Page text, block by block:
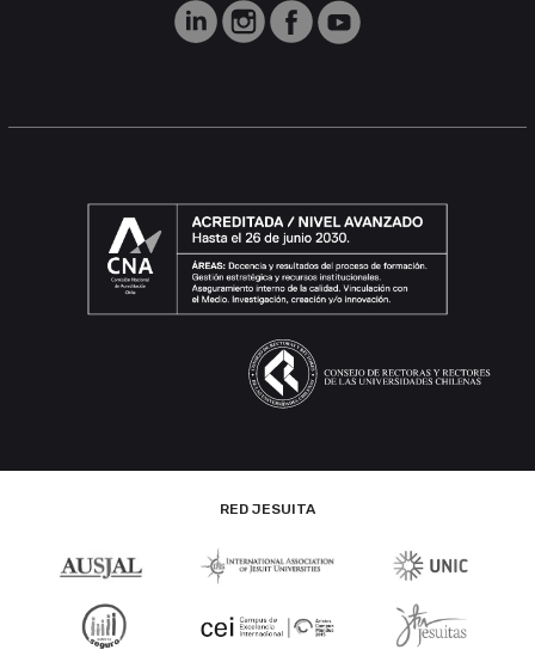
RED JESUITA